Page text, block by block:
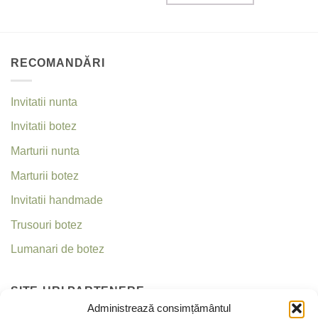
Administrează consimțământul
RECOMANDĂRI
Invitatii nunta
Invitatii botez
Marturii nunta
Marturii botez
Invitatii handmade
Trusouri botez
Lumanari de botez
SITE-URI PARTENERE